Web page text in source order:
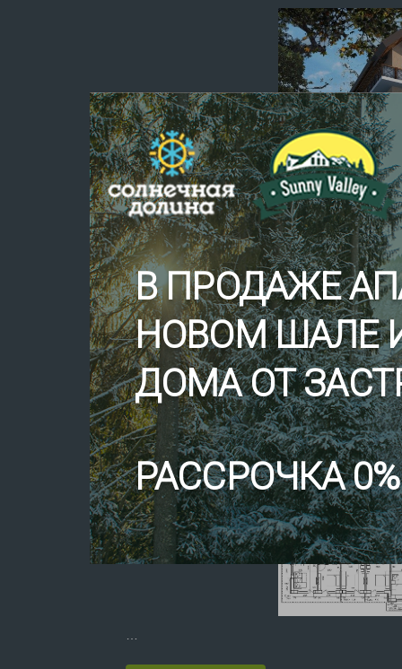
Приобрести апартаменты можно уже сейчас,
руб. Все апартаменты с панорамными
входят: кухонный гарнитур со встройкой,
прикроватные тумбы, стол, стулья, а также
«Шале». Вы также можете приобрести
данный момент в продаже имеются
…
В ПРОДАЖЕ
НОВОМ ШАЛЕ
ДОМА ОТ
РАССРОЧКА 0%